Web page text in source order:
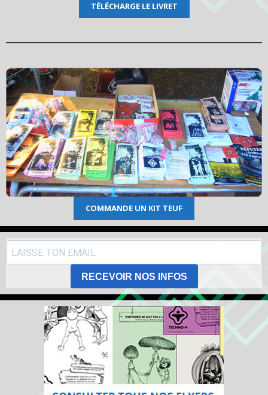
TÉLÉCHARGE LE LIVRET
COMMANDE UN KIT TEUF
RECEVOIR NOS INFOS